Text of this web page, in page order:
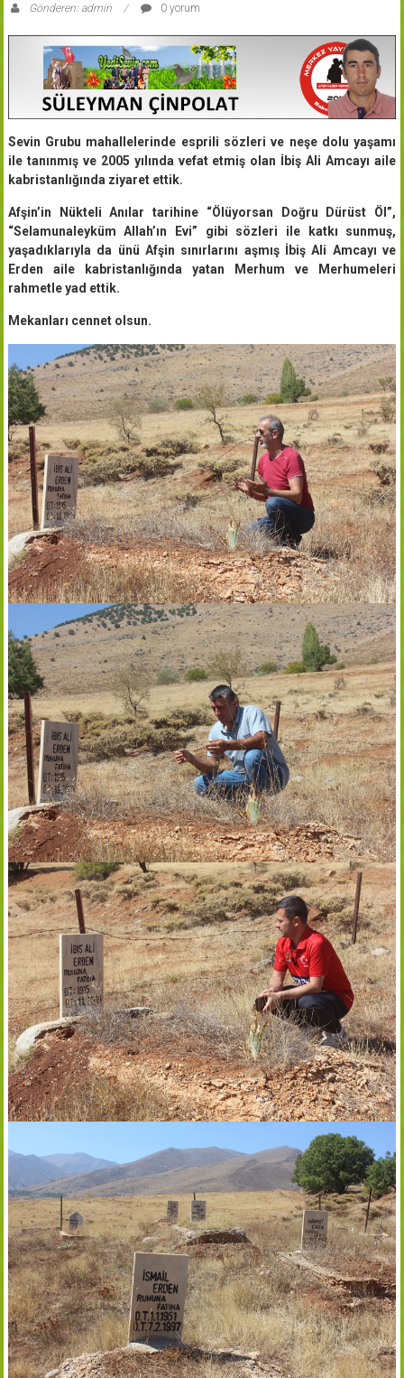
Gönderen: admin 0 yorum
Sevin Grubu mahallelerinde esprili sözleri ve neşe dolu yaşamı
ile tanınmış ve 2005 yılında vefat etmiş olan İbiş Ali Amcayı aile
kabristanlığında ziyaret ettik.
Afşin’in Nükteli Anılar tarihine “Ölüyorsan Doğru Dürüst Öl”,
“Selamunaleyküm Allah’ın Evi” gibi sözleri ile katkı sunmuş,
yaşadıklarıyla da ünü Afşin sınırlarını aşmış İbiş Ali Amcayı ve
Erden aile kabristanlığında yatan Merhum ve Merhumeleri
rahmetle yad ettik.
Mekanları cennet olsun.